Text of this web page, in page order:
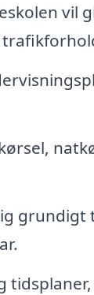
vil
grundigt
tidsplaner,